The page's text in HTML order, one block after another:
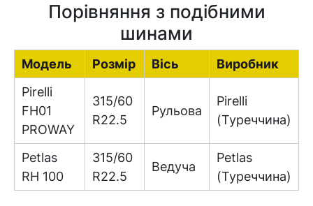
Порівняння з подібними
шинами
Модель Розмір Вісь
Виробник
Pirelli
FH01
PROWAY
315/60
R22.5
Рульова
Pirelli
(Туреччина)
Petlas
RH 100
315/60
R22.5
Ведуча
Petlas
(Туреччина)